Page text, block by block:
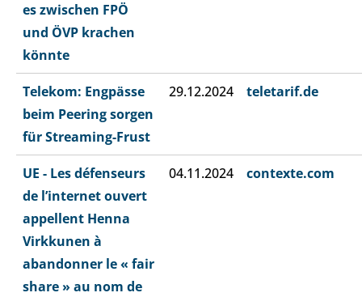
es zwischen FPÖ
und ÖVP krachen
könnte
Telekom: Engpässe
beim Peering sorgen
für Streaming-Frust
29.12.2024 teletarif.de
UE - Les défenseurs
de l’internet ouvert
appellent Henna
Virkkunen à
abandonner le « fair
share » au nom de
04.11.2024 contexte.com